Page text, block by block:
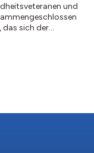
und
sich der
entwickelt. Das
hat seinen